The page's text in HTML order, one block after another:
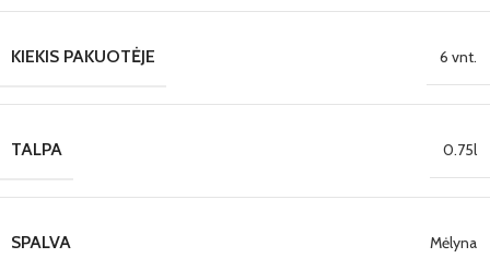
KIEKIS PAKUOTĖJE 6 vnt.
TALPA 0.75l
SPALVA Mėlyna